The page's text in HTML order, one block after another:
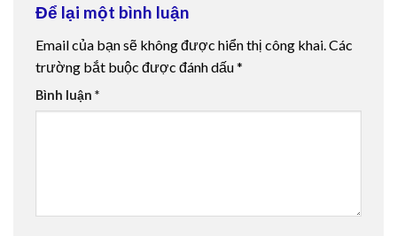
Để lại một bình luận
Email của bạn sẽ không được hiển thị công khai.Các
trường bắt buộc được đánh dấu*
Bình luận *